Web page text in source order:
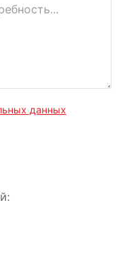
данных